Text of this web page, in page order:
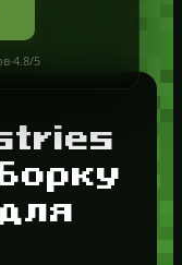
·4.8/5